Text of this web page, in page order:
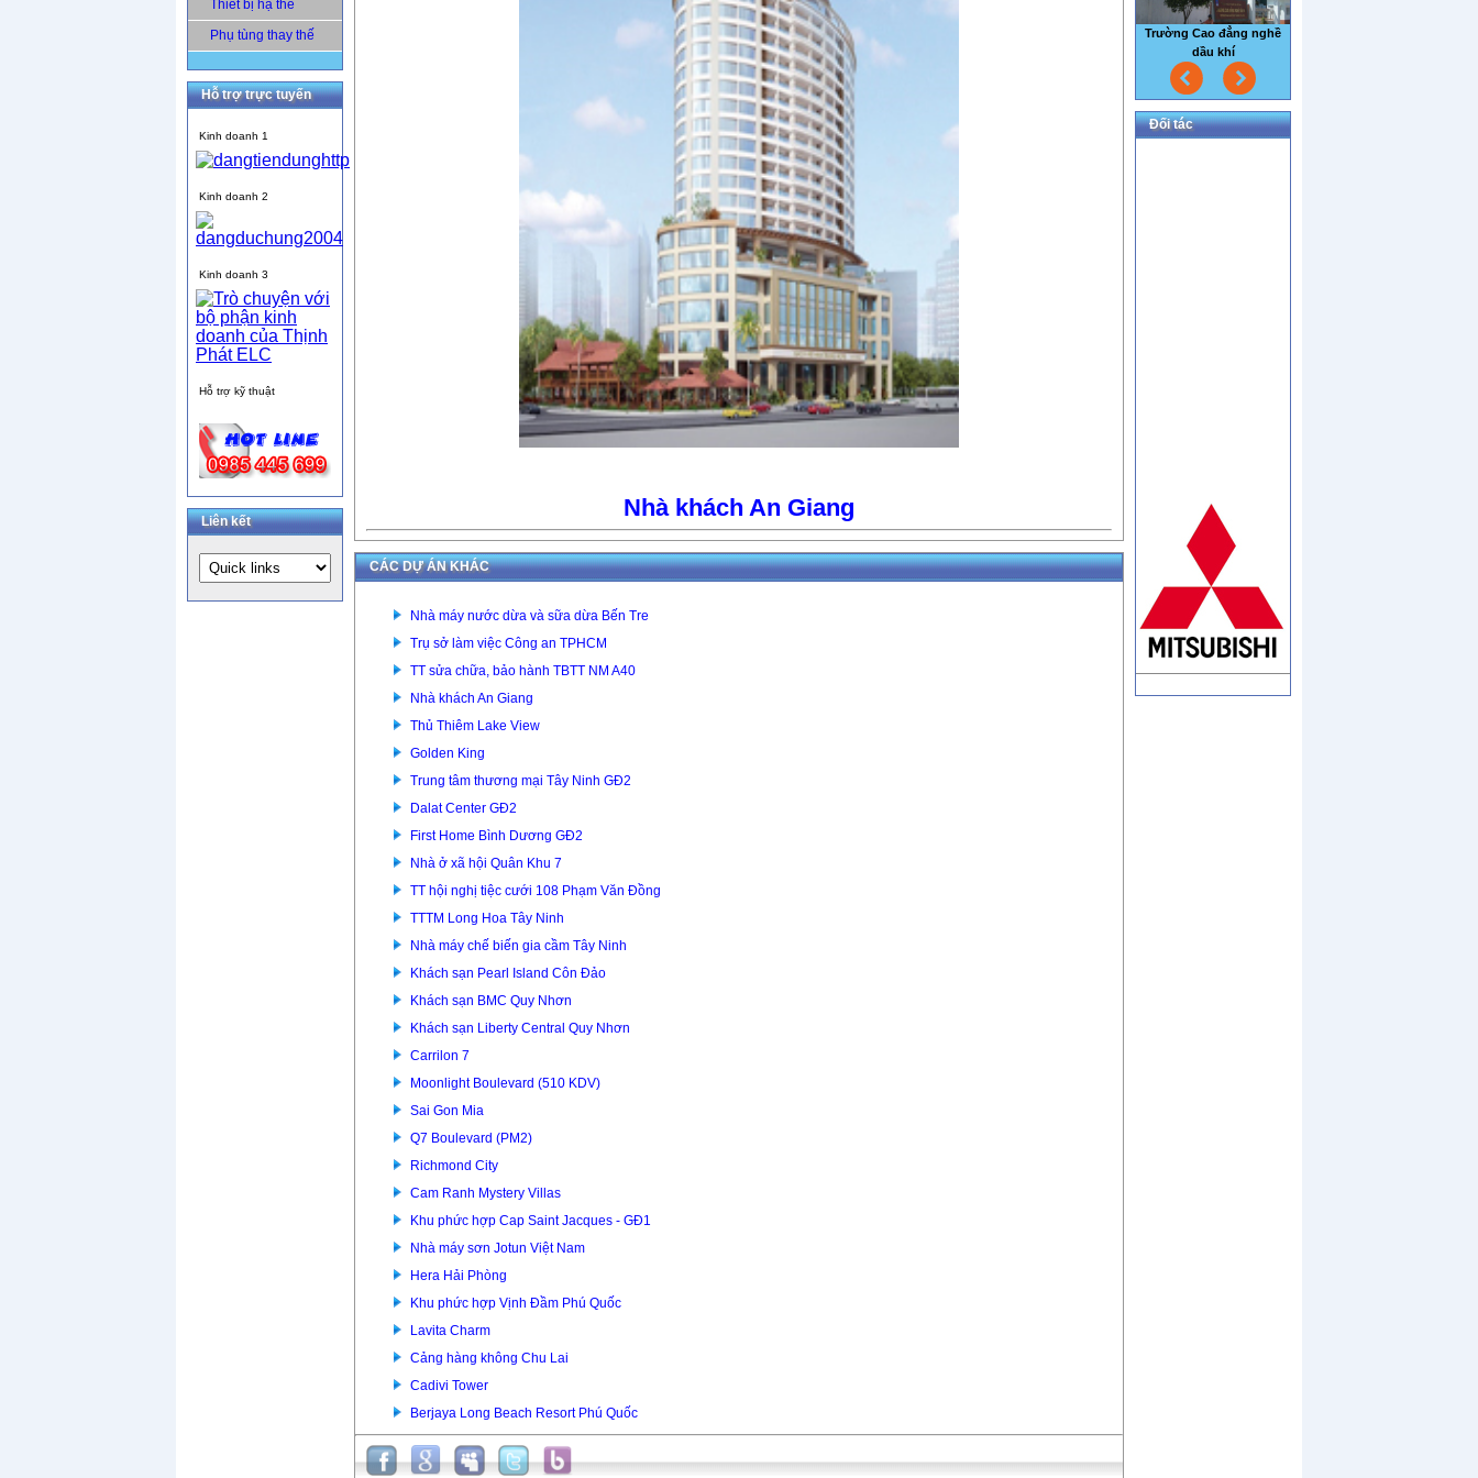
Thiết bị hạ thế
Phụ tùng thay thế
Hỗ trợ trực tuyến
Kinh doanh 1
Kinh doanh 2
Kinh doanh 3
Hỗ trợ kỹ thuật
Liên kết Nhà khách An Giang
CÁC DỰ ÁN KHÁC
Nhà máy nước dừa và sữa dừa Bến Tre
Trụ sở làm việc Công an TPHCM
TT sửa chữa, bảo hành TBTT NM A40
Nhà khách An Giang
Thủ Thiêm Lake View
Golden King
Trung tâm thương mại Tây Ninh GĐ2
Dalat Center GĐ2
First Home Bình Dương GĐ2
Nhà ở xã hội Quân Khu 7
TT hội nghị tiệc cưới 108 Phạm Văn Đồng
TTTM Long Hoa Tây Ninh
Nhà máy chế biến gia cầm Tây Ninh
Khách sạn Pearl Island Côn Đảo
Khách sạn BMC Quy Nhơn
Khách sạn Liberty Central Quy Nhơn
Carrilon 7
Moonlight Boulevard (510 KDV)
Sai Gon Mia
Q7 Boulevard (PM2)
Richmond City
Cam Ranh Mystery Villas
Khu phức hợp Cap Saint Jacques - GĐ1
Nhà máy sơn Jotun Việt Nam
Hera Hải Phòng
Khu phức hợp Vịnh Đầm Phú Quốc
Lavita Charm
Cảng hàng không Chu Lai
Cadivi Tower
Berjaya Long Beach Resort Phú Quốc
Trường Cao đẳng nghề
dầu khí
Đối tác